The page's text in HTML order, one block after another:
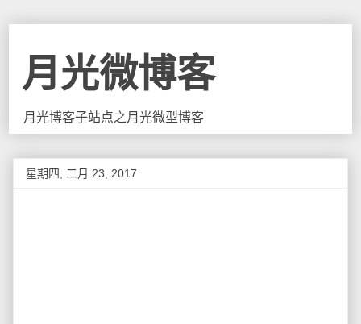
月光微博客
月光博客子站点之月光微型博客
星期四, 二月 23, 2017